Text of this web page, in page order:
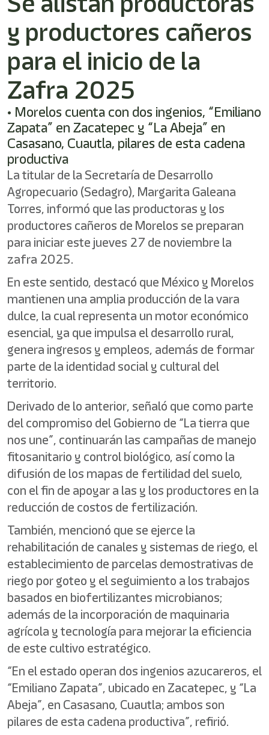
y productores cañeros
para el inicio de la
Zafra 2025
• Morelos cuenta con dos ingenios, “Emiliano
Zapata” en Zacatepec y “La Abeja” en
Casasano, Cuautla, pilares de esta cadena
productiva
La titular de la Secretaría de Desarrollo
Agropecuario (Sedagro), Margarita Galeana
Torres, informó que las productoras y los
productores cañeros de Morelos se preparan
para iniciar este jueves 27 de noviembre la
zafra 2025.
En este sentido, destacó que México y Morelos
mantienen una amplia producción de la vara
dulce, la cual representa un motor económico
esencial, ya que impulsa el desarrollo rural,
genera ingresos y empleos, además de formar
parte de la identidad social y cultural del
territorio.
Derivado de lo anterior, señaló que como parte
del compromiso del Gobierno de “La tierra que
nos une”, continuarán las campañas de manejo
fitosanitario y control biológico, así como la
difusión de los mapas de fertilidad del suelo,
con el fin de apoyar a las y los productores en la
reducción de costos de fertilización.
También, mencionó que se ejerce la
rehabilitación de canales y sistemas de riego, el
establecimiento de parcelas demostrativas de
riego por goteo y el seguimiento a los trabajos
basados en biofertilizantes microbianos;
además de la incorporación de maquinaria
agrícola y tecnología para mejorar la eficiencia
de este cultivo estratégico.
“En el estado operan dos ingenios azucareros, el
“Emiliano Zapata”, ubicado en Zacatepec, y “La
Abeja”, en Casasano, Cuautla; ambos son
pilares de esta cadena productiva”, refirió.